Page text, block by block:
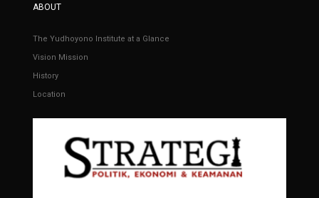
ABOUT
The Yudhoyono Institute at a Glance
Vision Mission
History
Location